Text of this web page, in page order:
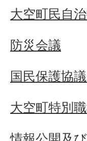
大空町民自
防災会議
国民保護協
大空町特別